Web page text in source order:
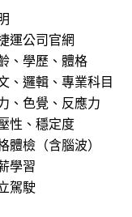
運公司官網
、學歷、體格
、邏輯、專業科目
、色覺、反應力
性、穩定度
體檢（含腦波）
學習
駕駛